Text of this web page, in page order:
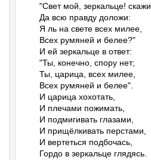
"Свет мой, зеркальце! скажи,
Да всю правду доложи:
Я ль на свете всех милее,
Всех румяней и белее?"
И ей зеркальце в ответ:
"Ты, конечно, спору нет;
Ты, царица, всех милее,
Всех румяней и белее".
И царица хохотать,
И плечами пожимать,
И подмигивать глазами,
И прищёлкивать перстами,
И вертеться подбочась,
Гордо в зеркальце глядясь.